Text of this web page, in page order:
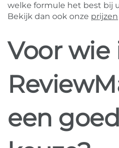
welke formule het best bij
Bekijk dan ook onze prijzen
Voor wie
een